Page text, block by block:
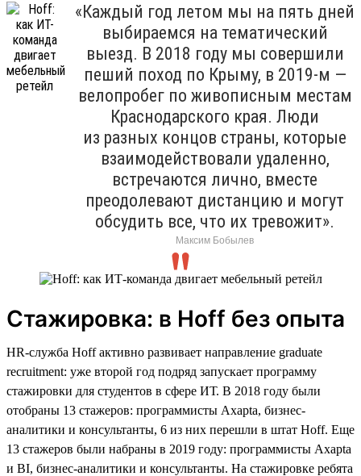
«Каждый год летом мы на пять дней
выбираемся на тематический
выезд. В 2018 году мы совершили
пеший поход по Крыму, в 2019-м —
велопробег по живописным местам
Краснодарского края. Люди
из разных концов страны, которые
взаимодействовали удаленно,
встречаются лично, вместе
преодолевают дистанцию и могут
обсудить все, что их тревожит».
Максим Бобылев
Стажировка: в Hoff без опыта
HR-служба Hoff активно развивает направление graduate
recruitment: уже второй год подряд запускает программу
стажировки для студентов в сфере ИТ. В 2018 году были
отобраны 13 стажеров: программисты Axapta, бизнес-
аналитики и консультанты, 6 из них перешли в штат Hoff. Еще
13 стажеров были набраны в 2019 году: программисты Axapta
и BI, бизнес-аналитики и консультанты. На стажировке ребята